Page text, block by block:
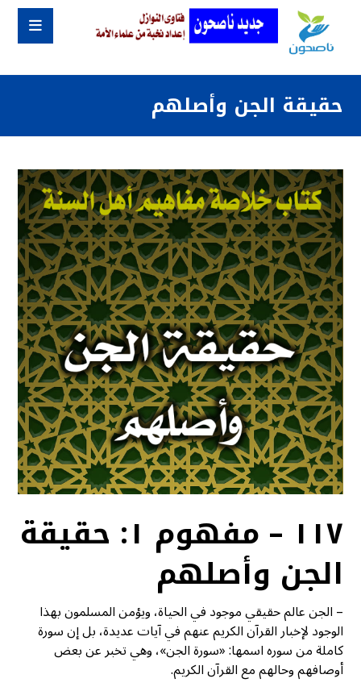
حقيقة الجن وأصلهم
١١٧ – مفهوم ١: حقيقة
الجن وأصلهم
– الجن عالم حقيقي موجود في الحياة، ويؤمن المسلمون بهذا
الوجود لإخبار القرآن الكريم عنهم في آيات عديدة، بل إن سورة
كاملة من سوره اسمها: «سورة الجن»، وهي تخبر عن بعض
أوصافهم وحالهم مع القرآن الكريم.